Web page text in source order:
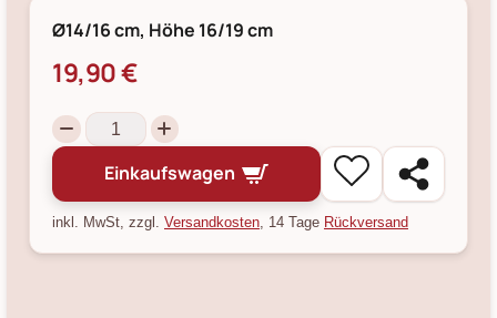
Ø14/16 cm, Höhe 16/19 cm
19,90 €
Einkaufswagen
inkl. MwSt, zzgl. Versandkosten, 14 Tage Rückversand